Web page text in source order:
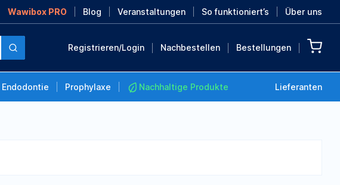
Wawibox PRO Blog Veranstaltungen So funktioniert’s Über uns
Registrieren/Login Nachbestellen Bestellungen
Endodontie Prophylaxe Nachhaltige Produkte Lieferanten